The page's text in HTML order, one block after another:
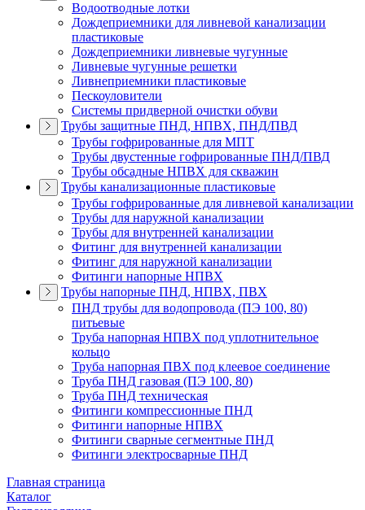
Водоотводные лотки
Дождеприемники для ливневой канализации
пластиковые
Дождеприемники ливневые чугунные
Ливневые чугунные решетки
Ливнеприемники пластиковые
Пескоуловители
Системы придверной очистки обуви
Трубы защитные ПНД, НПВХ, ПНД/ПВД
Трубы гофрированные для МПТ
Трубы двустенные гофрированные ПНД/ПВД
Трубы обсадные НПВХ для скважин
Трубы канализационные пластиковые
Трубы гофрированные для ливневой канализации
Трубы для наружной канализации
Трубы для внутренней канализации
Фитинг для внутренней канализации
Фитинг для наружной канализации
Фитинги напорные НПВХ
Трубы напорные ПНД, НПВХ, ПВХ
ПНД трубы для водопровода (ПЭ 100, 80)
питьевые
Труба напорная НПВХ под уплотнительное
кольцо
Труба напорная ПВХ под клеевое соединение
Труба ПНД газовая (ПЭ 100, 80)
Труба ПНД техническая
Фитинги компрессионные ПНД
Фитинги напорные НПВХ
Фитинги сварные сегментные ПНД
Фитинги электросварные ПНД
Главная страница
Каталог